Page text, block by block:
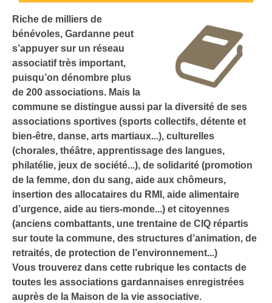
Riche de milliers de
bénévoles, Gardanne peut
s’appuyer sur un réseau
associatif très important,
puisqu’on dénombre plus
de 200 associations. Mais la
commune se distingue aussi par la diversité de ses
associations sportives (sports collectifs, détente et
bien-être, danse, arts martiaux...), culturelles
(chorales, théâtre, apprentissage des langues,
philatélie, jeux de société...), de solidarité (promotion
de la femme, don du sang, aide aux chômeurs,
insertion des allocataires du RMI, aide alimentaire
d’urgence, aide au tiers-monde...) et citoyennes
(anciens combattants, une trentaine de CIQ répartis
sur toute la commune, des structures d’animation, de
retraités, de protection de l’environnement...)
Vous trouverez dans cette rubrique les contacts de
toutes les associations gardannaises enregistrées
auprès de la Maison de la vie associative.